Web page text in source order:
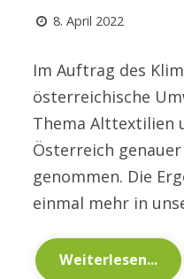
8. April 2022
Im Auftrag des
österreichische
Thema Alttextilien
Österreich
genommen. Die
einmal mehr in
Weiterlesen...